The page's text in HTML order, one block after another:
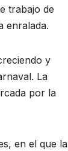
trabajo de
enralada.
y
La
por la
en el que la